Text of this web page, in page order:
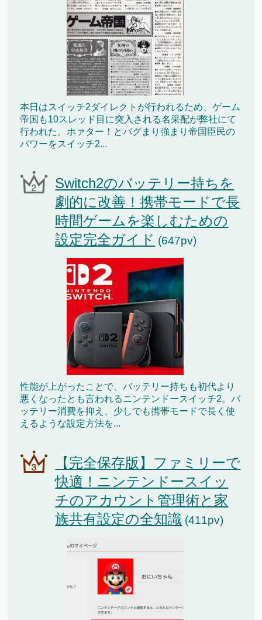
本日はスイッチ2ダイレクトが行われるため、ゲーム
帝国も10スレッド目に突入される名采配が弊社にて
行われた。ホァター！とバグまり強まり帝国臣民の
パワーをスイッチ2...
Switch2のバッテリー持ちを
劇的に改善！携帯モードで長
時間ゲームを楽しむための
設定完全ガイド (647pv)
性能が上がったことで、バッテリー持ちも初代より
悪くなったとも言われるニンテンドースイッチ2。バ
ッテリー消費を抑え、少しでも携帯モードで長く使
えるような設定方法を...
【完全保存版】ファミリーで
快適！ニンテンドースイッ
チのアカウント管理術と家
族共有設定の全知識 (411pv)